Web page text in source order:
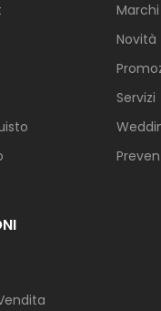
Marchi
Novità
Servizi